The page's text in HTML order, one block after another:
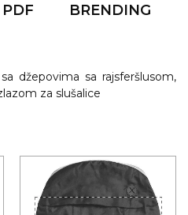
I
PDF
BRENDING
džepovima sa rajsferšlusom,
za slušalice